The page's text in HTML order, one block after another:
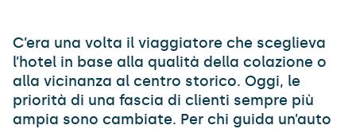
C’era una volta il viaggiatore che sceglieva
l’hotel in base alla qualità della colazione o
alla vicinanza al centro storico. Oggi, le
priorità di una fascia di clienti sempre più
ampia sono cambiate. Per chi guida un’auto